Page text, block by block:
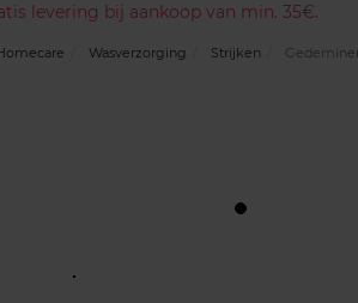
levering bij aankoop van min. 35€.
Wasverzorging Strijken